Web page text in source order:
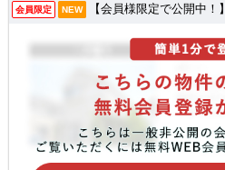
会員限定 NEW 【会員様限定で公開中！】